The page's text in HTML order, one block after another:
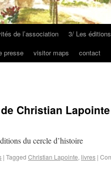
de l’association 3/ Les
presse visitor maps contact
Christian Lapointe
du cercle d’histoire
| Tagged Christian Lapointe, livres |